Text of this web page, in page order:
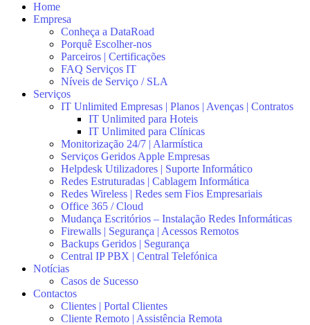
Home
Empresa
Conheça a DataRoad
Porquê Escolher-nos
Parceiros | Certificações
FAQ Serviços IT
Níveis de Serviço / SLA
Serviços
IT Unlimited Empresas | Planos | Avenças | Contratos
IT Unlimited para Hoteis
IT Unlimited para Clínicas
Monitorização 24/7 | Alarmística
Serviços Geridos Apple Empresas
Helpdesk Utilizadores | Suporte Informático
Redes Estruturadas | Cablagem Informática
Redes Wireless | Redes sem Fios Empresariais
Office 365 / Cloud
Mudança Escritórios – Instalação Redes Informáticas
Firewalls | Segurança | Acessos Remotos
Backups Geridos | Segurança
Central IP PBX | Central Telefónica
Notícias
Casos de Sucesso
Contactos
Clientes | Portal Clientes
Cliente Remoto | Assistência Remota